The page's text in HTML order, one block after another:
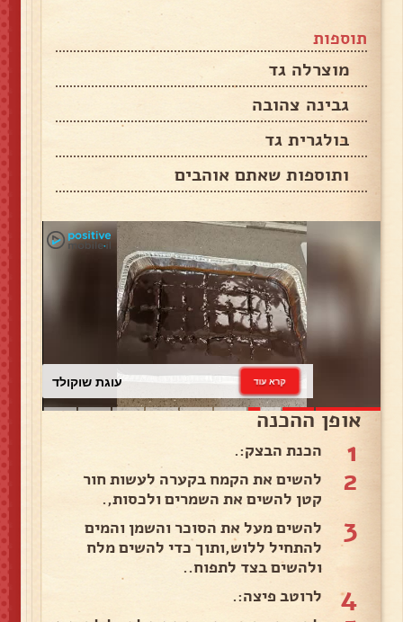
תוספות
מוצרלה גד
גבינה צהובה
בולגרית גד
ותוספות שאתם אוהבים
עוגת שוקולד קרא עוד
אופן ההכנה
1 הכנת הבצק:.
2
להשים את הקמח בקערה לעשות חור
קטן להשים את השמרים ולכסות,.
3
להשים מעל את הסוכר והשמן והמים
להתחיל ללוש,ותוך כדי להשים מלח
ולהשים בצד לתפוח..
4 לרוטב פיצה:.